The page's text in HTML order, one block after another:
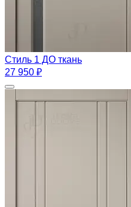
Стиль 1 ДО ткань
27 950 ₽